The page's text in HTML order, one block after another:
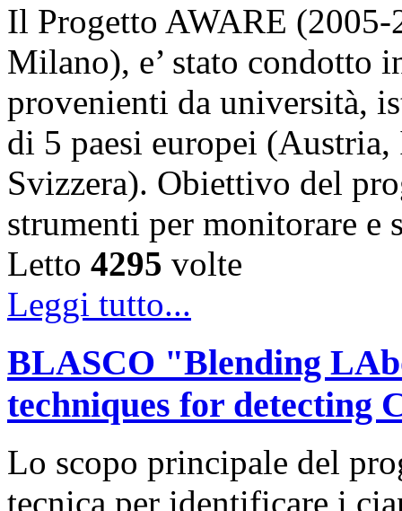
Il Progetto AWARE
Milano), e’ stato condotto
provenienti da università,
di 5 paesi europei
Svizzera). Obiettivo del
strumenti per monitorare
Letto 4295 volte
Leggi tutto...
BLASCO "Blending
techniques for detecting
Lo scopo principale del
tecnica per identificare i